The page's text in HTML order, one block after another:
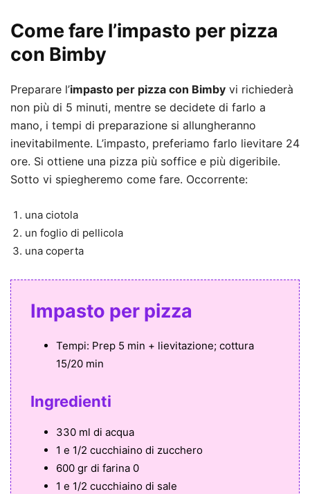
Come fare l’impasto per pizza
con Bimby
Preparare l’impasto per pizza con Bimby vi richiederà
non più di 5 minuti, mentre se decidete di farlo a
mano, i tempi di preparazione si allungheranno
inevitabilmente. L’impasto, preferiamo farlo lievitare 24
ore. Si ottiene una pizza più soffice e più digeribile.
Sotto vi spiegheremo come fare. Occorrente:
una ciotola
un foglio di pellicola
una coperta
Impasto per pizza
Tempi: Prep 5 min + lievitazione; cottura
15/20 min
Ingredienti
330 ml di acqua
1 e 1/2 cucchiaino di zucchero
600 gr di farina 0
1 e 1/2 cucchiaino di sale